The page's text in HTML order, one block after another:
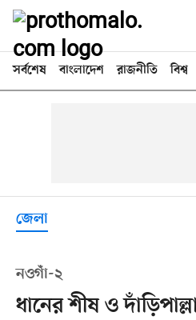
সর্বশেষ বাংলাদেশ রাজনীতি বিশ্ব
জেলা
নওগাঁ-২
ধানের শীষ ও